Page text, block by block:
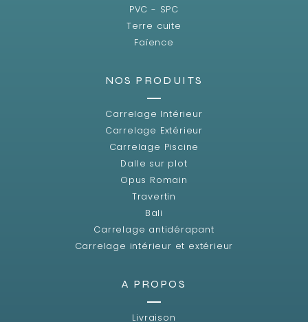
PVC - SPC
Terre cuite
Faïence
NOS PRODUITS
Carrelage Intérieur
Carrelage Extérieur
Carrelage Piscine
Dalle sur plot
Opus Romain
Travertin
Bali
Carrelage antidérapant
Carrelage intérieur et extérieur
A PROPOS
Livraison